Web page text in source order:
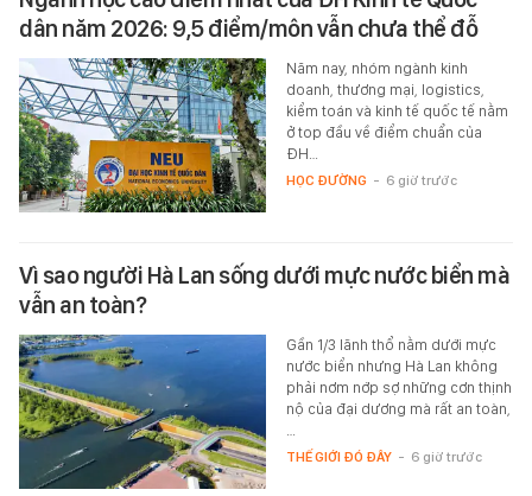
dân năm 2026: 9,5 điểm/môn vẫn chưa thể đỗ
Năm nay, nhóm ngành kinh
doanh, thương mại, logistics,
kiểm toán và kinh tế quốc tế nằm
ở top đầu về điểm chuẩn của
ĐH…
HỌC ĐƯỜNG - 6 giờ trước
Vì sao người Hà Lan sống dưới mực nước biển mà
vẫn an toàn?
Gần 1/3 lãnh thổ nằm dưới mực
nước biển nhưng Hà Lan không
phải nơm nớp sợ những cơn thịnh
nộ của đại dương mà rất an toàn,
…
THẾ GIỚI ĐÓ ĐÂY - 6 giờ trước